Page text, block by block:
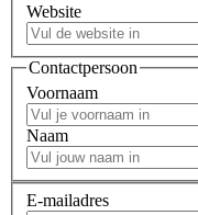
Website
Contactpersoon
Voornaam
Naam
E-mailadres